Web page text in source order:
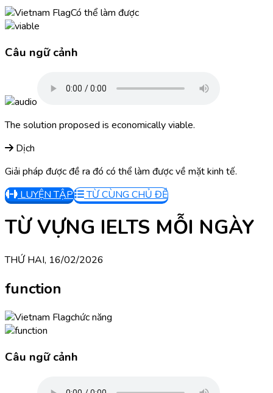
Có thể làm được
Câu ngữ cảnh
The solution proposed is economically viable.
Dịch
Giải pháp được đề ra đó có thể làm được về mặt kinh tế.
LUYỆN TẬP
TỪ CÙNG CHỦ ĐỀ
TỪ VỰNG IELTS MỖI NGÀY
THỨ HAI, 16/02/2026
function
chức năng
Câu ngữ cảnh